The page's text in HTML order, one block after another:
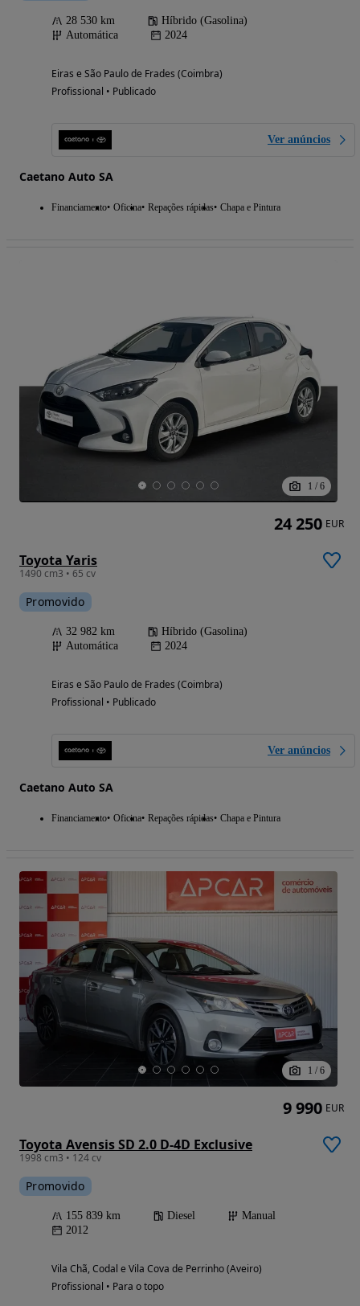
28 530 km
Híbrido (Gasolina)
Automática
2024
Eiras e São Paulo de Frades (Coimbra)
Profissional • Publicado
Ver anúncios
Caetano Auto SA
Financiamento Oficina Repações rápidas Chapa e Pintura
1 / 6
Toyota Yaris
1490 cm3 • 65 cv
Promovido
32 982 km
Híbrido (Gasolina)
Automática
2024
Eiras e São Paulo de Frades (Coimbra)
Profissional • Publicado
Ver anúncios
Caetano Auto SA
Financiamento Oficina Repações rápidas Chapa e Pintura
24 250 EUR
1 / 6
Toyota Avensis SD 2.0 D-4D Exclusive
1998 cm3 • 124 cv
Promovido
155 839 km Diesel
Manual
2012
Vila Chã, Codal e Vila Cova de Perrinho (Aveiro)
Profissional • Para o topo
9 990 EUR